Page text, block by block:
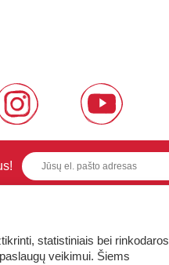
APIE PREKĖS ŽENKLUS
Kas yra LaQ?
statistiniais bei rinkodaros
veikimui. Šiems